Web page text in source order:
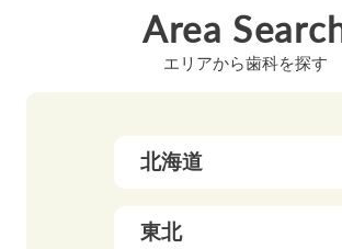
Area
エリアから歯科を探す
北海道
東北